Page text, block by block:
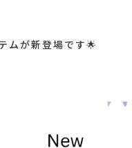
ムが新登場です🌟